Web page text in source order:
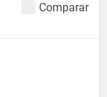
Comparar